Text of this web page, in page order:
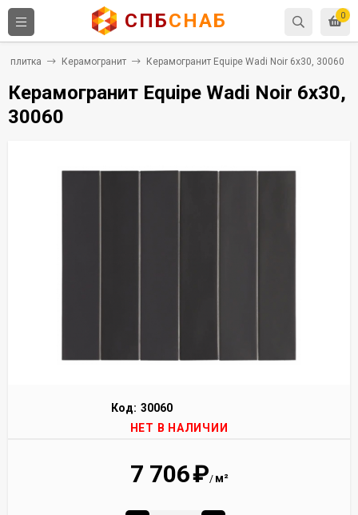
0
СПБСНАБ
плитка Керамогранит Керамогранит Equipe Wadi Noir 6x30, 30060
Керамогранит Equipe Wadi Noir 6x30,
30060
Код: 30060
НЕТ В НАЛИЧИИ
7 706₽/ м²